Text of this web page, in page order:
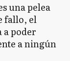
una pelea
fallo, el
a poder
a ningún